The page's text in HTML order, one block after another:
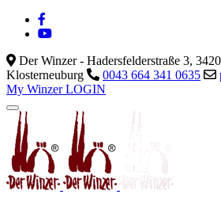
Der Winzer - Hadersfelderstraße 3,
Klosterneuburg
0043 664 341 0635
My Winzer LOGIN